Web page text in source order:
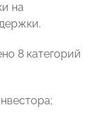
на
8 категорий